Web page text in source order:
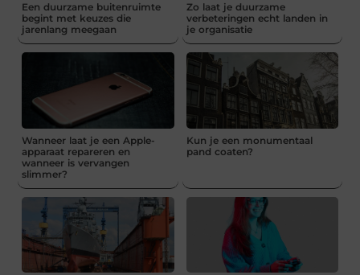
Een duurzame buitenruimte
begint met keuzes die
jarenlang meegaan
Zo laat je duurzame
verbeteringen echt landen in
je organisatie
Wanneer laat je een Apple-
apparaat repareren en
wanneer is vervangen
slimmer?
Kun je een monumentaal
pand coaten?